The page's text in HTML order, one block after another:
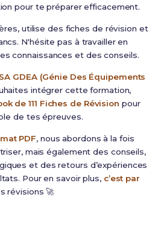
pour te préparer efficacement.
utilise des fiches de révision et
N'hésite pas à travailler en
connaissances et des conseils.
GDEA (Génie Des Équipements
intégrer cette formation,
de 111 Fiches de Révision pour
de tes épreuves.
PDF, nous abordons à la fois
mais également des conseils,
et des retours d’expériences
Pour en savoir plus, c’est par
révisions 🚀